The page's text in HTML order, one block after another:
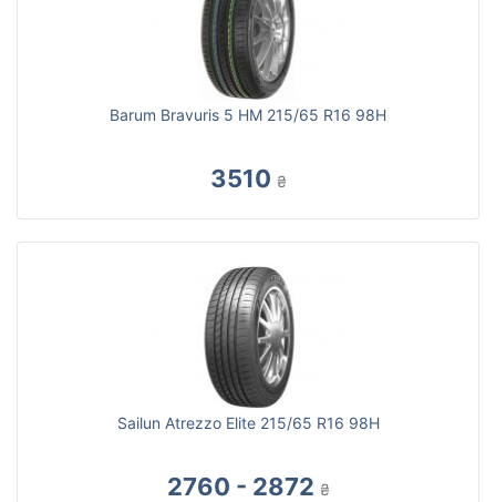
Barum Bravuris 5 HM 215/65 R16 98H
3510 ₴
Sailun Atrezzo Elite 215/65 R16 98H
2760 - 2872 ₴